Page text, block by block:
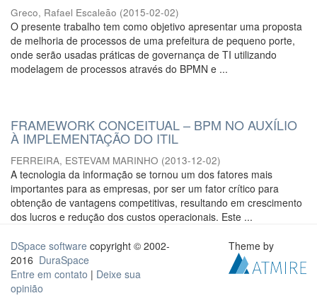
Greco, Rafael Escaleão (2015-02-02)
O presente trabalho tem como objetivo apresentar uma proposta
de melhoria de processos de uma prefeitura de pequeno porte,
onde serão usadas práticas de governança de TI utilizando
modelagem de processos através do BPMN e ...
FRAMEWORK CONCEITUAL – BPM NO AUXÍLIO
À IMPLEMENTAÇÃO DO ITIL
FERREIRA, ESTEVAM MARINHO (2013-12-02)
A tecnologia da informação se tornou um dos fatores mais
importantes para as empresas, por ser um fator crítico para
obtenção de vantagens competitivas, resultando em crescimento
dos lucros e redução dos custos operacionais. Este ...
DSpace software copyright © 2002-
2016 DuraSpace
Entre em contato | Deixe sua
opinião
Theme by